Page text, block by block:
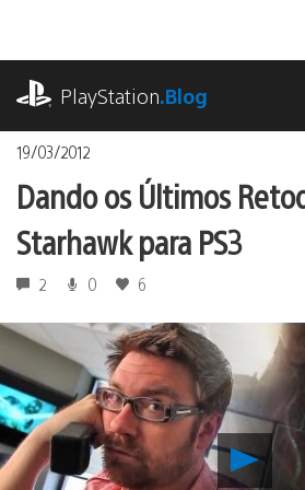
o
conteúdoPlayStation.Blog
19/03/2012
Dando os Últimos
Starhawk para PS3
2 0 6